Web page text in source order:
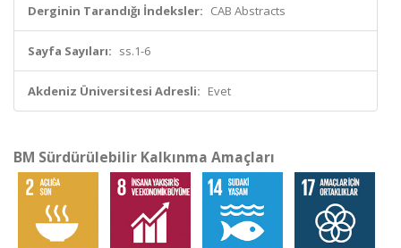
Derginin Tarandığı İndeksler: CAB Abstracts
Sayfa Sayıları: ss.1-6
Akdeniz Üniversitesi Adresli: Evet
BM Sürdürülebilir Kalkınma Amaçları